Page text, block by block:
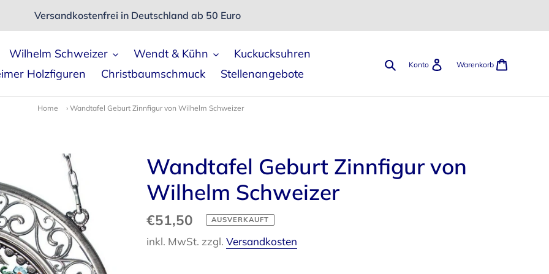
Versandkostenfrei in Deutschland ab 50 Euro
Wilhelm Schweizer Wendt & Kühn
Kuckucksuhren
Holzfiguren
Christbaumschmuck Stellenangebote
Suchen
Konto Einloggen
Warenkorb
Home › Wandtafel Geburt Zinnfigur von Wilhelm Schweizer
Wandtafel Geburt Zinnfigur von
Wilhelm Schweizer
Normaler
Preis
€51,50 AUSVERKAUFT
inkl. MwSt. zzgl. Versandkosten